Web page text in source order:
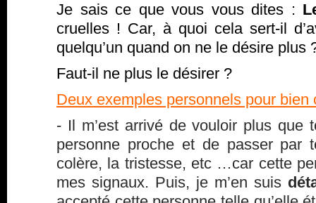
Je sais ce que vous vous dites :
cruelles ! Car, à quoi cela sert-il
quelqu’un quand on ne le désire plus
Faut-il ne plus le désirer ?
Deux exemples personnels pour bien
- Il m’est arrivé de vouloir plus que
personne proche et de passer par
colère, la tristesse, etc …car cette
mes signaux. Puis, je m’en suis